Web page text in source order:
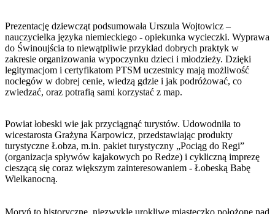
Prezentację dziewcząt podsumowała Urszula Wojtowicz –
nauczycielka języka niemieckiego - opiekunka wycieczki. Wyprawa
do Świnoujścia to niewątpliwie przykład dobrych praktyk w
zakresie organizowania wypoczynku dzieci i młodzieży. Dzięki
legitymacjom i certyfikatom PTSM uczestnicy mają możliwość
noclegów w dobrej cenie, wiedzą gdzie i jak podróżować, co
zwiedzać, oraz potrafią sami korzystać z map.
Powiat łobeski wie jak przyciągnąć turystów. Udowodniła to
wicestarosta Grażyna Karpowicz, przedstawiając produkty
turystyczne Łobza, m.in. pakiet turystyczny „Pociąg do Regi”
(organizacja spływów kajakowych po Redze) i cykliczną imprezę
cieszącą się coraz większym zainteresowaniem - Łobeską Babę
Wielkanocną.
Moryń to historyczne, niezwykle urokliwe miasteczko położone nad